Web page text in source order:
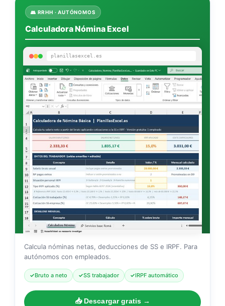
👥 RRHH · AUTÓNOMOS
Calculadora Nómina Excel
planillasexcel.es
Calcula nóminas netas, deducciones de SS e IRPF. Para
autónomos con empleados.
Bruto a neto SS trabajador IRPF automático
📥 Descargar gratis →